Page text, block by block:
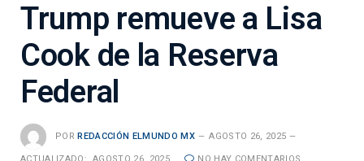
Trump remueve a Lisa
Cook de la Reserva
Federal
POR REDACCIÓN ELMUNDO MX AGOSTO 26, 2025